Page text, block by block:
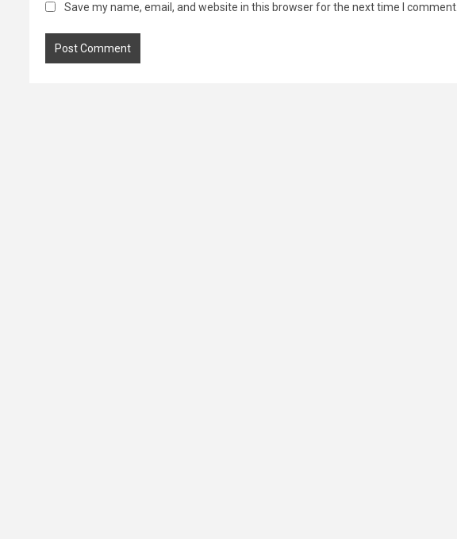
Save my name, email, and website in this browser for the next time I comment.